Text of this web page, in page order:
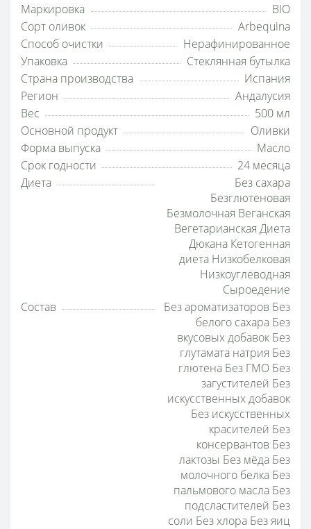
Маркировка
BIO
Сорт оливок
Arbequina
Способ очистки
Нерафинированное
Упаковка
Стеклянная бутылка
Страна производства
Испания
Регион
Андалусия
Вес
500 мл
Основной продукт
Оливки
Форма выпуска
Масло
Срок годности
24 месяца
Диета
Без сахара
Безглютеновая
Безмолочная Веганская
Вегетарианская Диета
Дюкана Кетогенная
диета Низкобелковая
Низкоуглеводная
Сыроедение
Состав
Без ароматизаторов Без
белого сахара Без
вкусовых добавок Без
глутамата натрия Без
глютена Без ГМО Без
загустителей Без
искусственных добавок
Без искусственных
красителей Без
консервантов Без
лактозы Без мёда Без
молочного белка Без
пальмового масла Без
подсластителей Без
соли Без хлора Без яиц